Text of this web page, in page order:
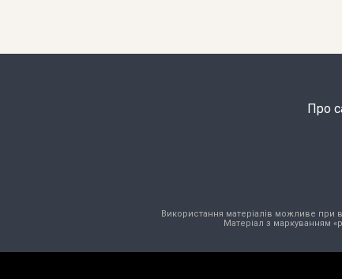
Про
Використання матеріалів можливе при
Матеріал з маркуванням